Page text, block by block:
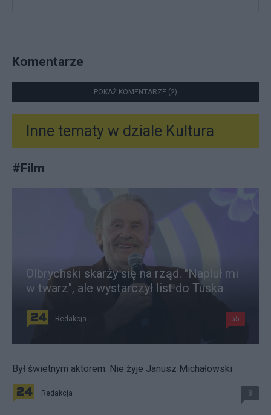
Komentarze
POKAŻ KOMENTARZE (2)
Inne tematy w dziale Kultura
#Film
Olbrychski skarży się na rząd. "Napluł mi
w twarz", ale wystarczył list do Tuska
Redakcja 55
Był świetnym aktorem. Nie żyje Janusz Michałowski
Redakcja 8